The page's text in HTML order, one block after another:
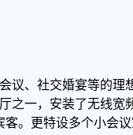
议、社交婚宴等的理
之一，安装了无线宽
。更特设多个小会